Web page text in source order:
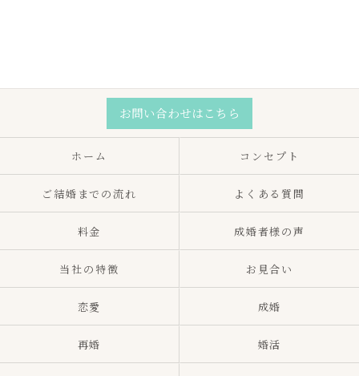
お問い合わせはこちら
ホーム コンセプト
ご結婚までの流れ よくある質問
料金 成婚者様の声
当社の特徴 お見合い
恋愛 成婚
再婚 婚活